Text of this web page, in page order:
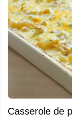
Casserole de